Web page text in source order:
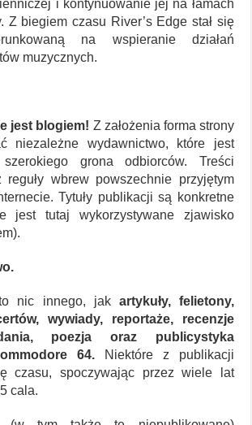
i kontynuowanie jej na łamach
Z biegiem czasu River’s Edge stał się
na wspieranie działań
muzycznych.
jest blogiem! Z założenia forma strony
niezależne wydawnictwo, które jest
grona odbiorców. Treści
wbrew powszechnie przyjętym
Tytuły publikacji są konkretne
jest tutaj wykorzystywane zjawisko
nic innego, jak artykuły, felietony,
wywiady, reportaże, recenzje
poezja oraz publicystyka
64. Niektóre z publikacji
czasu, spoczywając przez wiele lat
cala.